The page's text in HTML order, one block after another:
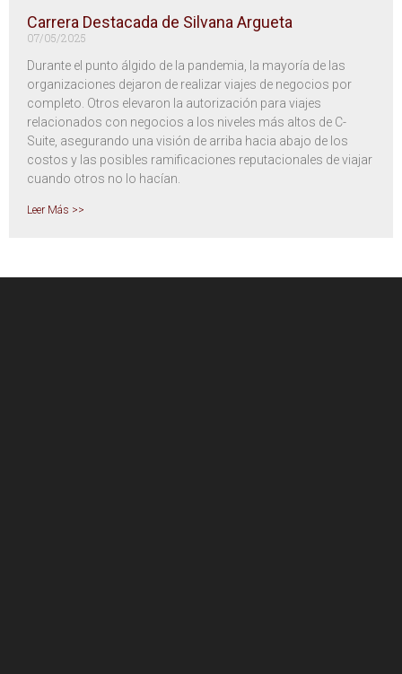
Carrera Destacada de Silvana Argueta
07/05/2025
Durante el punto álgido de la pandemia, la mayoría de las
organizaciones dejaron de realizar viajes de negocios por
completo. Otros elevaron la autorización para viajes
relacionados con negocios a los niveles más altos de C-
Suite, asegurando una visión de arriba hacia abajo de los
costos y las posibles ramificaciones reputacionales de viajar
cuando otros no lo hacían.
Leer Más >>